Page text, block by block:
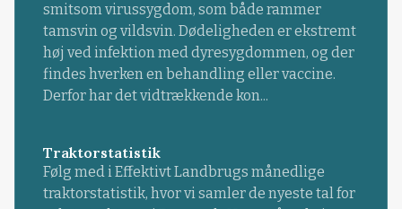
smitsom virussygdom, som både rammer
tamsvin og vildsvin. Dødeligheden er ekstremt
høj ved infektion med dyresygdommen, og der
findes hverken en behandling eller vaccine.
Derfor har det vidtrækkende kon...
Traktorstatistik
Følg med i Effektivt Landbrugs månedlige
traktorstatistik, hvor vi samler de nyeste tal for